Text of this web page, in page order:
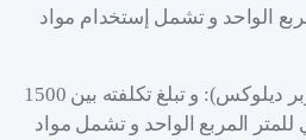
الواحد و تشمل إستخدام مواد
التشطيب الراقي (سوبر ديلوكس): و تبلغ تكلفته بين 1500
للمتر المربع الواحد و تشمل مواد